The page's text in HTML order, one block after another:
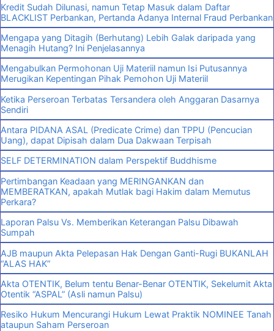
Kredit Sudah Dilunasi, namun Tetap Masuk dalam Daftar
BLACKLIST Perbankan, Pertanda Adanya Internal Fraud Perbankan
Mengapa yang Ditagih (Berhutang) Lebih Galak daripada yang
Menagih Hutang? Ini Penjelasannya
Mengabulkan Permohonan Uji Materiil namun Isi Putusannya
Merugikan Kepentingan Pihak Pemohon Uji Materiil
Ketika Perseroan Terbatas Tersandera oleh Anggaran Dasarnya
Sendiri
Antara PIDANA ASAL (Predicate Crime) dan TPPU (Pencucian
Uang), dapat Dipisah dalam Dua Dakwaan Terpisah
SELF DETERMINATION dalam Perspektif Buddhisme
Pertimbangan Keadaan yang MERINGANKAN dan
MEMBERATKAN, apakah Mutlak bagi Hakim dalam Memutus
Perkara?
Laporan Palsu Vs. Memberikan Keterangan Palsu Dibawah
Sumpah
AJB maupun Akta Pelepasan Hak Dengan Ganti-Rugi BUKANLAH
“ALAS HAK”
Akta OTENTIK, Belum tentu Benar-Benar OTENTIK, Sekelumit Akta
Otentik “ASPAL” (Asli namun Palsu)
Resiko Hukum Mencurangi Hukum Lewat Praktik NOMINEE Tanah
ataupun Saham Perseroan